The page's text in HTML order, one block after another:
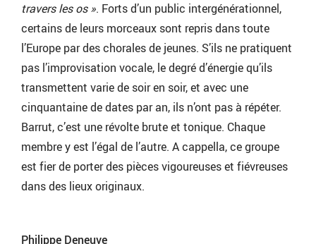
travers les os ». Forts d’un public intergénérationnel,
certains de leurs morceaux sont repris dans toute
l’Europe par des chorales de jeunes. S’ils ne pratiquent
pas l’improvisation vocale, le degré d’énergie qu’ils
transmettent varie de soir en soir, et avec une
cinquantaine de dates par an, ils n’ont pas à répéter.
Barrut, c’est une révolte brute et tonique. Chaque
membre y est l’égal de l’autre. A cappella, ce groupe
est fier de porter des pièces vigoureuses et fiévreuses
dans des lieux originaux.
Philippe Deneuve